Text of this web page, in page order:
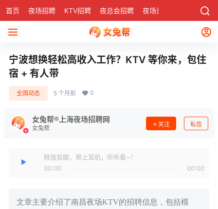
首页 夜场招聘 KTV招聘 夜总会招聘 夜场资讯 社区
宁波想换轻松高收入工作？KTV 等你来，包住
宿 + 有人带
全国动态 5 个月前 0
女兔帮®上海夜场招聘网
女兔帮
关注 私信
释放双眼，带上耳机，听听看~！
00:00
00:00
文章主要介绍了南昌夜场KTV的招聘信息，包括模